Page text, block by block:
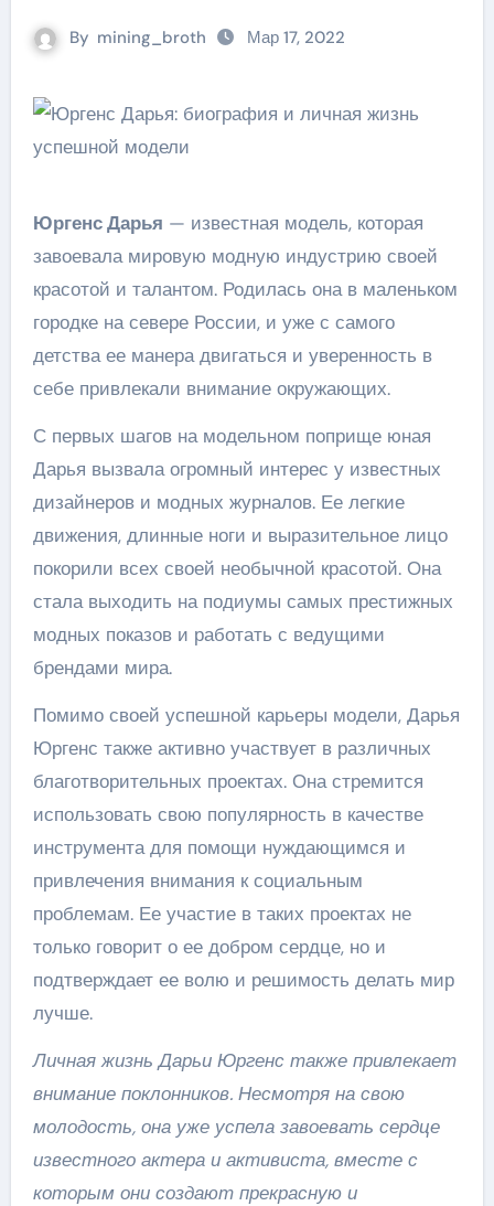
By mining_broth Мар 17, 2022
Юргенс Дарья — известная модель, которая
завоевала мировую модную индустрию своей
красотой и талантом. Родилась она в маленьком
городке на севере России, и уже с самого
детства ее манера двигаться и уверенность в
себе привлекали внимание окружающих.
С первых шагов на модельном поприще юная
Дарья вызвала огромный интерес у известных
дизайнеров и модных журналов. Ее легкие
движения, длинные ноги и выразительное лицо
покорили всех своей необычной красотой. Она
стала выходить на подиумы самых престижных
модных показов и работать с ведущими
брендами мира.
Помимо своей успешной карьеры модели, Дарья
Юргенс также активно участвует в различных
благотворительных проектах. Она стремится
использовать свою популярность в качестве
инструмента для помощи нуждающимся и
привлечения внимания к социальным
проблемам. Ее участие в таких проектах не
только говорит о ее добром сердце, но и
подтверждает ее волю и решимость делать мир
лучше.
Личная жизнь Дарьи Юргенс также привлекает
внимание поклонников. Несмотря на свою
молодость, она уже успела завоевать сердце
известного актера и активиста, вместе с
которым они создают прекрасную и